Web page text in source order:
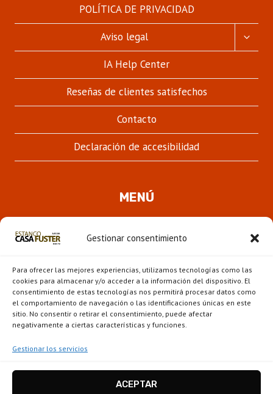
Gestionar consentimiento
Para ofrecer las mejores experiencias, utilizamos tecnologías como las
cookies para almacenar y/o acceder a la información del dispositivo. El
consentimiento de estas tecnologías nos permitirá procesar datos como
el comportamiento de navegación o las identificaciones únicas en este
sitio. No consentir o retirar el consentimiento, puede afectar
negativamente a ciertas características y funciones.
Gestionar los servicios
ACEPTAR
POLÍTICA DE PRIVACIDAD
Aviso legal
IA Help Center
Reseñas de clientes satisfechos
Contacto
Declaración de accesibilidad
MENÚ
HIJO
Novedades
Escaparate